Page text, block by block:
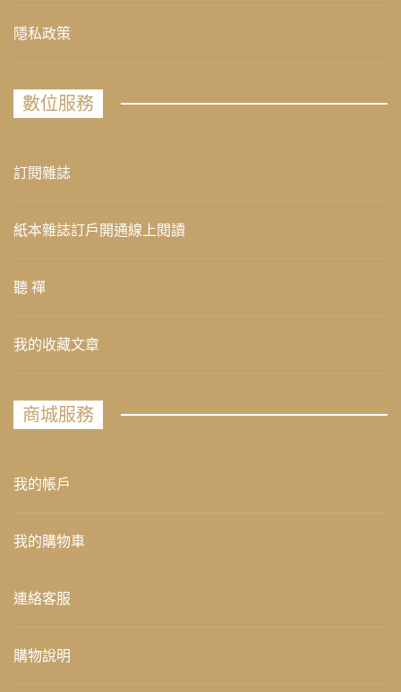
隱私政策
數位服務
訂閱雜誌
紙本雜誌訂戶開通線上閱讀
聽 禪
我的收藏文章
商城服務
我的帳戶
我的購物車
連絡客服
購物說明